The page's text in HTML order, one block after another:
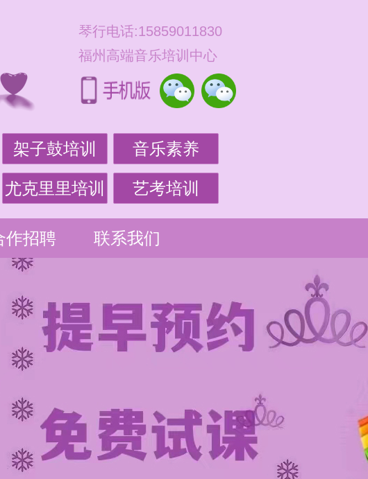
琴行电话:15859011830
福州高端音乐培训中心
架子鼓培训 音乐素养
尤克里里培训 艺考培训
作招聘 联系我们